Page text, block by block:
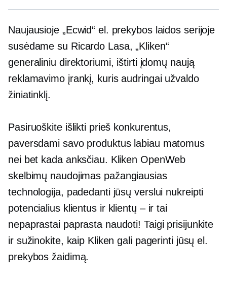
Naujausioje „Ecwid“ el. prekybos laidos serijoje
susėdame su Ricardo Lasa, „Kliken“
generaliniu direktoriumi, ištirti įdomų naują
reklamavimo įrankį, kuris audringai užvaldo
žiniatinklį.
Pasiruoškite išlikti prieš konkurentus,
paversdami savo produktus labiau matomus
nei bet kada anksčiau. Kliken OpenWeb
skelbimų naudojimas pažangiausias
technologija, padedanti jūsų verslui nukreipti
potencialius klientus ir klientų – ir tai
nepaprastai paprasta naudoti! Taigi prisijunkite
ir sužinokite, kaip Kliken gali pagerinti jūsų el.
prekybos žaidimą.